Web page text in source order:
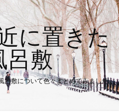
に置きた
呂敷
呂敷について色々まとめてみました